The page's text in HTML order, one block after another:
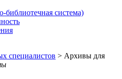
библиотечная система)
специалистов > Архивы для